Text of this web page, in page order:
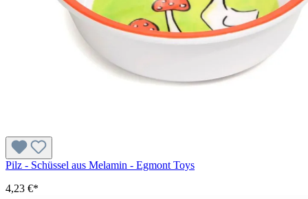
Pilz - Schüssel aus Melamin - Egmont Toys
4,23 €*